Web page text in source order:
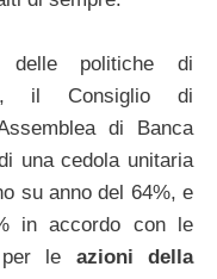
delle politiche di
il Consiglio di
di Banca
una cedola unitaria
su anno del 64%, e
in accordo con le
le azioni della